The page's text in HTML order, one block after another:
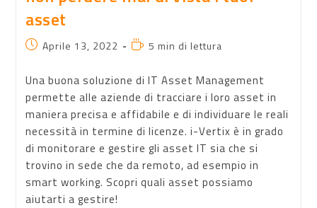
asset
Aprile 13, 2022 5 min di lettura
Una buona soluzione di IT Asset Management
permette alle aziende di tracciare i loro asset in
maniera precisa e affidabile e di individuare le reali
necessità in termine di licenze. i-Vertix è in grado
di monitorare e gestire gli asset IT sia che si
trovino in sede che da remoto, ad esempio in
smart working. Scopri quali asset possiamo
aiutarti a gestire!